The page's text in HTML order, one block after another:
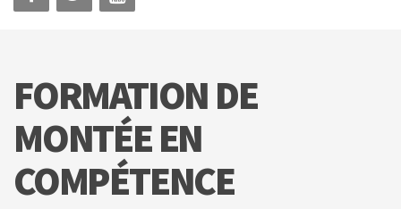
FORMATION DE
MONTÉE EN
COMPÉTENCE